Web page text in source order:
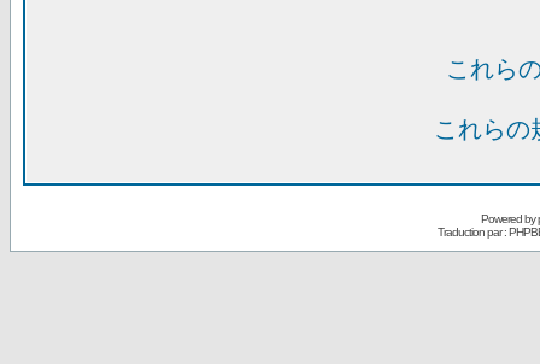
これら
これらの
Powered by
Traduction par :